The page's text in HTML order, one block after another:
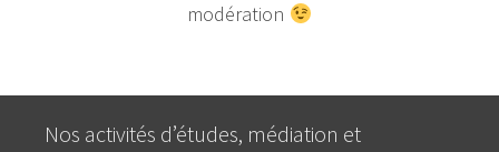
modération
Nos activités d’études, médiation et